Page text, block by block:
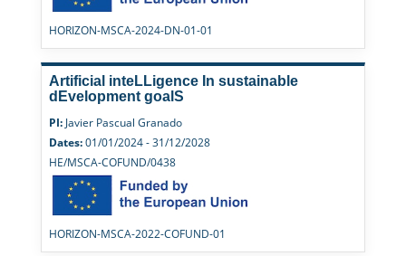
HORIZON-MSCA-2024-DN-01-01
Artificial inteLLigence In sustainable
dEvelopment goalS
PI:Javier Pascual Granado
Dates:01/01/2024 - 31/12/2028
HE/MSCA-COFUND/0438
HORIZON-MSCA-2022-COFUND-01